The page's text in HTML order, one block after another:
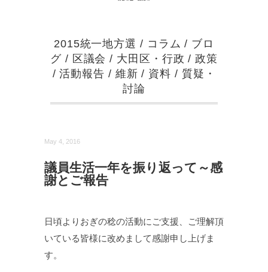
2015統一地方選 / コラム / ブロ
グ/ 区議会 / 大田区・行政 /政策
/活動報告 / 維新 / 資料 / 質疑・
討論
May 4, 2016
議員生活一年を振り返って～感
謝とご報告
日頃よりおぎの稔の活動にご支援、ご理解頂
いている皆様に改めまして感謝申し上げま
す。